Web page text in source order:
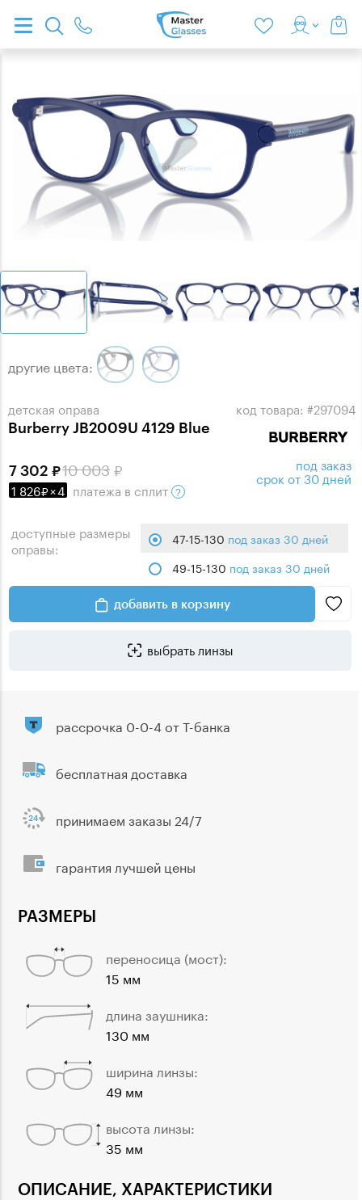
детская оправа
Burberry JB2009U 4129 Blue
код товара: #297094
другие цвета:
10 003
7 302
1 826 ×4 платежа в сплит
под заказ
срок от 30 дней
доступные размеры
оправы:
47-15-130 под заказ 30 дней
49-15-130 под заказ 30 дней
добавить в корзину
выбрать линзы
ОПИСАНИЕ, ХАРАКТЕРИСТИКИ
РАЗМЕРЫ
переносица (мост):
15 мм
длина заушника:
130 мм
ширина линзы:
49 мм
высота линзы:
35 мм
рассрочка 0-0-4 от Т-банка
бесплатная доставка
принимаем заказы 24/7
гарантия лучшей цены